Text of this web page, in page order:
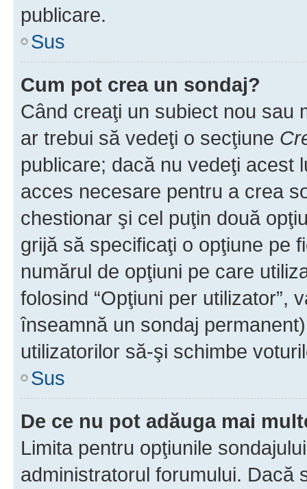
publicare.
Sus
Cum pot crea un sondaj?
Când creaţi un subiect nou sau
ar trebui să vedeţi o secţiune
publicare; dacă nu vedeţi acest
acces necesare pentru a crea
chestionar şi cel puţin două
grijă să specificaţi o opţiune pe
numărul de opţiuni pe care
folosind “Opţiuni per utilizator”,
înseamnă un sondaj
utilizatorilor să-şi schimbe
Sus
De ce nu pot adăuga mai
Limita pentru opţiunile
administratorul forumului. Dacă